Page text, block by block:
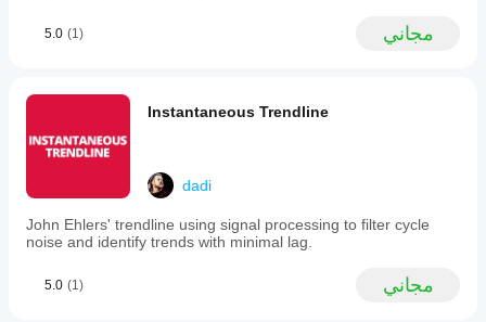
أطر زمنية مخصصة
قناة الانحدار المتقدمة
قناة الانحدار الخطي
انحدار ناداريا-واتسون النواة
الرصيد الأولي
tool
mean
reversion
structures
across
market
conditions.
5.0 (1) مجاني
Instantaneous Trendline
dadi
John Ehlers' trendline using signal processing to filter cycle
noise and identify trends with minimal lag.
5.0 (1) مجاني